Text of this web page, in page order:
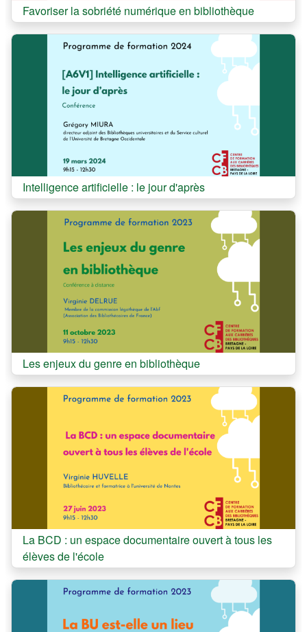
Cours:
Favoriser la sobriété numérique en bibliothèque
Cours:
Intelligence artificielle : le jour d'après
Cours:
Les enjeux du genre en bibliothèque
Cours:
La BCD : un espace documentaire ouvert à tous les
élèves de l'école